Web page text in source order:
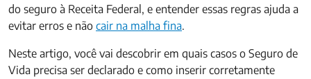
do seguro à Receita Federal, e entender essas regras ajuda a
evitar erros e não cair na malha fina.
Neste artigo, você vai descobrir em quais casos o Seguro de
Vida precisa ser declarado e como inserir corretamente